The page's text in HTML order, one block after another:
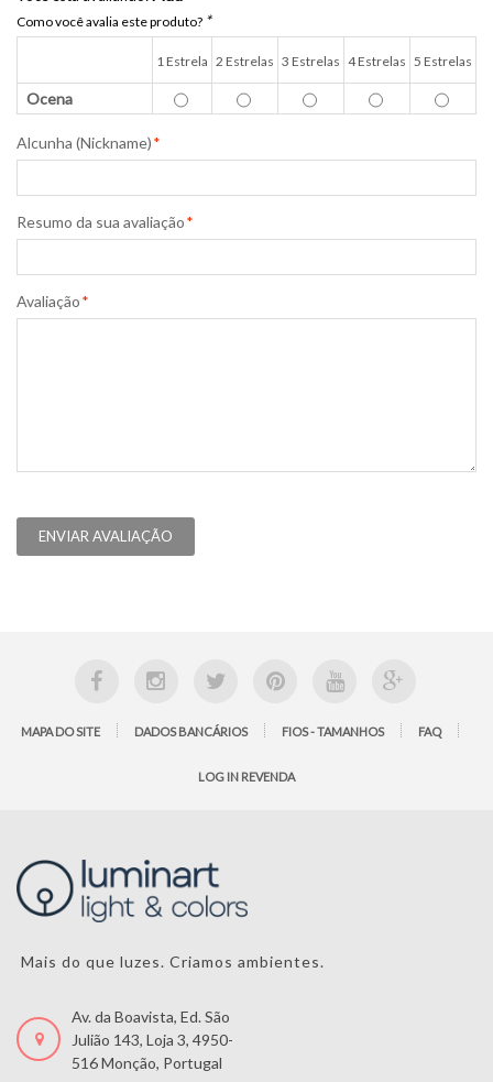
Como você avalia este produto? *
1 Estrela 2 Estrelas 3 Estrelas 4 Estrelas 5 Estrelas
Ocena
*
Alcunha (Nickname)
*
Resumo da sua avaliação
*
Avaliação
ENVIAR AVALIAÇÃO
MAPA DO SITE DADOS BANCÁRIOS FIOS - TAMANHOS FAQ
LOG IN REVENDA
Mais do que luzes. Criamos ambientes.
Av. da Boavista, Ed. São
Julião 143, Loja 3, 4950-
516 Monção, Portugal